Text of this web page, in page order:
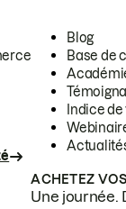
Blog
Base de
Indice
ACHETEZ
Une journée.